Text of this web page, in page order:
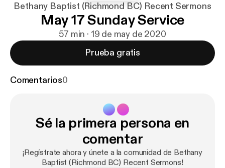
Bethany Baptist (Richmond BC) Recent Sermons
May 17 Sunday Service
57 min · 19 de may de 2020
Prueba gratis
Comentarios0
Sé la primera persona en
comentar
¡Regístrate ahora y únete a la comunidad de Bethany
Baptist (Richmond BC) Recent Sermons!